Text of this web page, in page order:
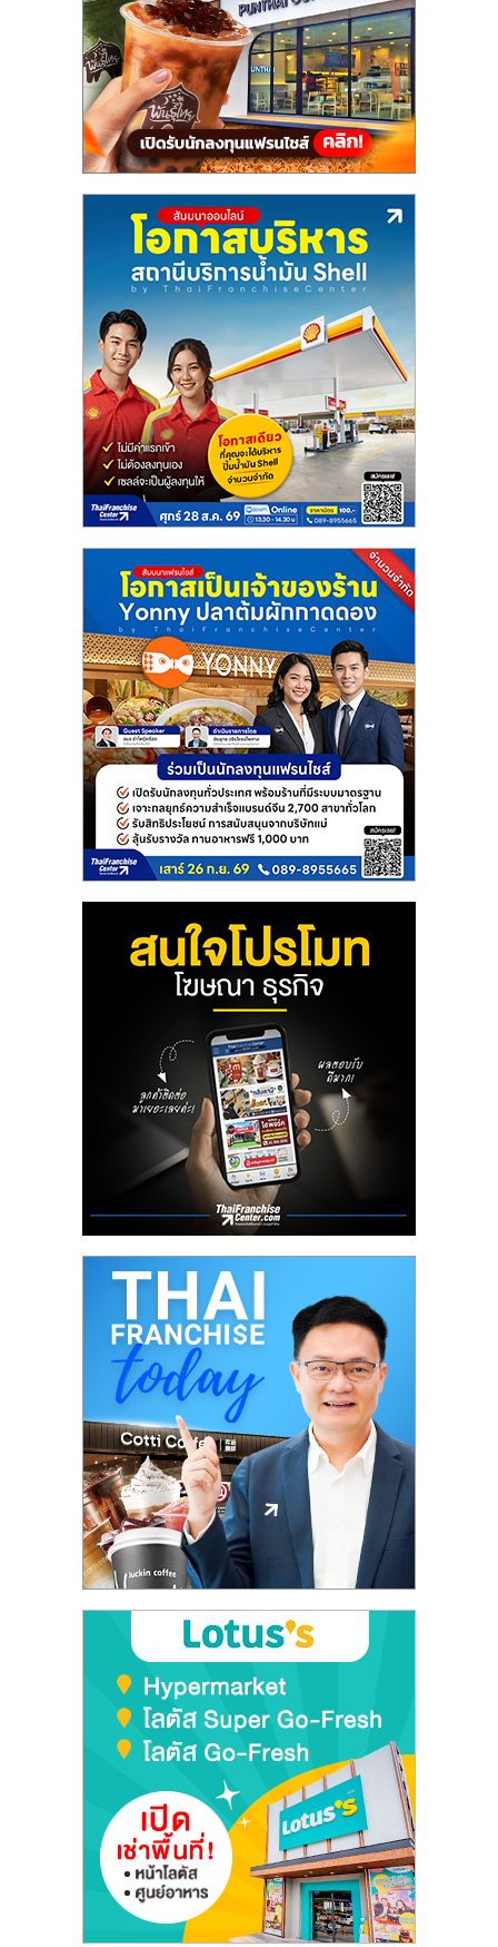
ไชส์,
รวม
แฟ
ไชส์
ขาย
แฟ
แฟ
ไชส์
หน้า
ปรึกษา
การ
ลงทุน
และ
ขยาย
ไชส์,